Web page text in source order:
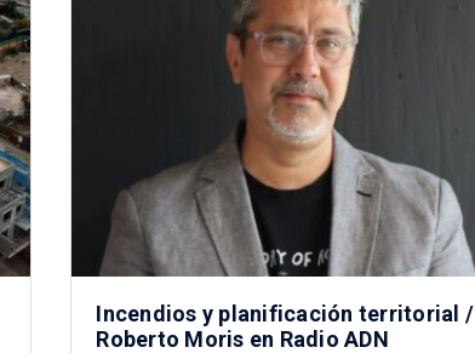
Incendios y planificación territorial /
Roberto Moris en Radio ADN